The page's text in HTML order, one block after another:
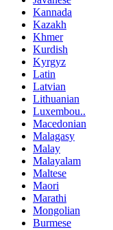
Kannada
Kazakh
Khmer
Kurdish
Kyrgyz
Latin
Latvian
Lithuanian
Luxembou..
Macedonian
Malagasy
Malay
Malayalam
Maltese
Maori
Marathi
Mongolian
Burmese